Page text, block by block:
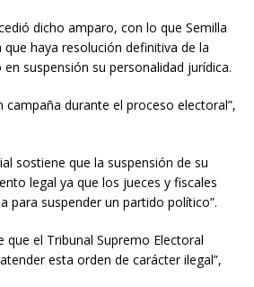
dicho amparo, con lo que Semilla
haya resolución definitiva de la
suspensión su personalidad jurídica.
campaña durante el proceso electoral”,
sostiene que la suspensión de su
legal ya que los jueces y fiscales
para suspender un partido político”.
que el Tribunal Supremo Electoral
esta orden de carácter ilegal”,